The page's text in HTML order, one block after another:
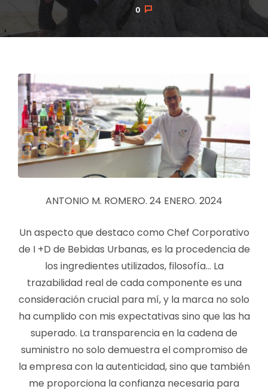
POSTED
0
ANTONIO M. ROMERO. 24 ENERO. 2024
Un aspecto que destaco como Chef Corporativo
de I +D de Bebidas Urbanas, es la procedencia de
los ingredientes utilizados, filosofía… La
trazabilidad real de cada componente es una
consideración crucial para mí, y la marca no solo
ha cumplido con mis expectativas sino que las ha
superado. La transparencia en la cadena de
suministro no solo demuestra el compromiso de
la empresa con la autenticidad, sino que también
me proporciona la confianza necesaria para